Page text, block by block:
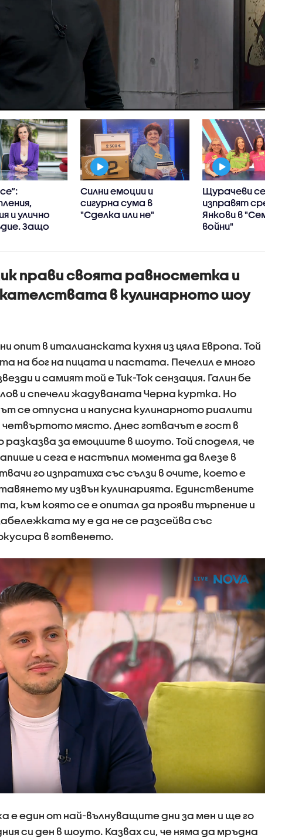
и улично
Защо
в убийци?
Силни емоции и
сигурна сума в
"Сделка или не"
Щурачеви се
изправят срещу
Янкови в "Семейни
войни"
прави своята равносметка и
в кулинарното шоу
опит в италианската кухня из цяла Европа. Той
на бог на пицата и пастата. Печелил е много
и самият той е Тик-Ток сензация. Галин бе
и спечели жадуваната Черна куртка. Но
се отпусна и напусна кулинарното риалити
четвъртото място. Днес готвачът е гост в
за емоциите в шоуто. Той споделя, че
и сега е настъпил момента да влезе в
го изпратиха със сълзи в очите, което е
му извън кулинарията. Единствените
към която се е опитал да прояви търпение и
му е да не се разсейва със
в готвенето.
е един от най-вълнуващите дни за мен и ще го
си ден в шоуто. Казвах си, че няма да мръдна